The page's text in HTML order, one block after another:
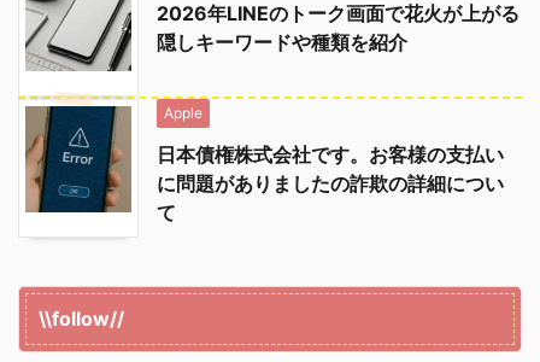
2026年LINEのトーク画面で花火が上がる
隠しキーワードや種類を紹介
Apple
日本債権株式会社です。お客様の支払い
に問題がありましたの詐欺の詳細につい
て
\\follow//